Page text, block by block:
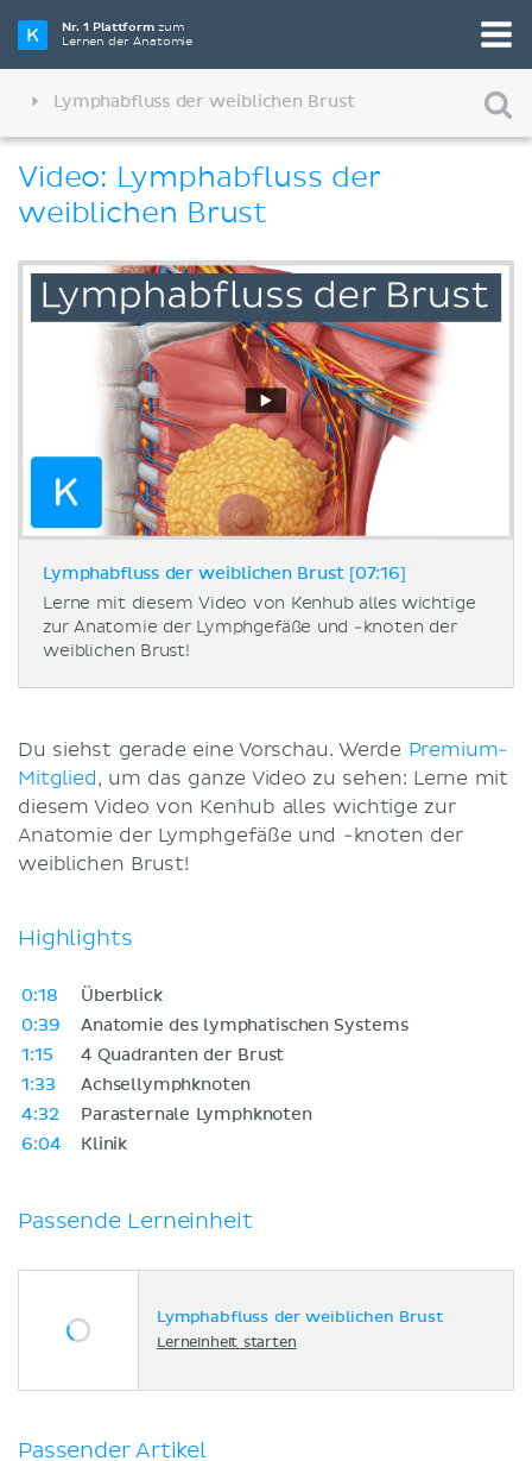
Nr. 1 Plattformzum
Lernen der Anatomie
Lymphabfluss der weiblichen Brust
Video: Lymphabfluss der
weiblichen Brust
Lymphabfluss der weiblichen Brust [07:16]
Lerne mit diesem Video von Kenhub alles wichtige
zur Anatomie der Lymphgefäße und -knoten der
weiblichen Brust!
Du siehst gerade eine Vorschau. Werde Premium-
Mitglied, um das ganze Video zu sehen: Lerne mit
diesem Video von Kenhub alles wichtige zur
Anatomie der Lymphgefäße und -knoten der
weiblichen Brust!
Highlights
0:18
Überblick
0:39
Anatomie des lymphatischen Systems
1:15
4 Quadranten der Brust
1:33
Achsellymphknoten
4:32
Parasternale Lymphknoten
6:04
Klinik
Passende Lerneinheit
Lymphabfluss der weiblichen Brust
Lerneinheit starten
Passender Artikel